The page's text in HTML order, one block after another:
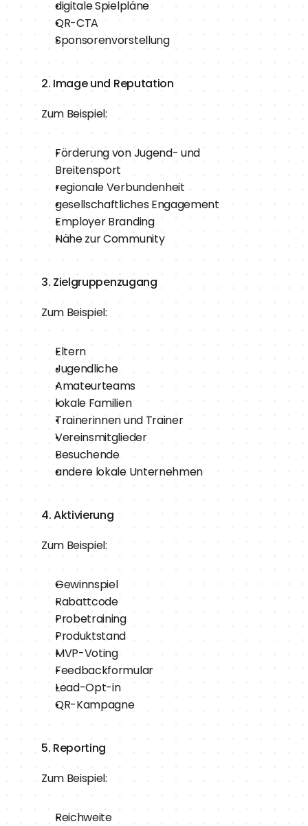
digitale Spielpläne
QR-CTA
Sponsorenvorstellung
2. Image und Reputation
Zum Beispiel:
Förderung von Jugend- und
Breitensport
regionale Verbundenheit
gesellschaftliches Engagement
Employer Branding
Nähe zur Community
3. Zielgruppenzugang
Zum Beispiel:
Eltern
Jugendliche
Amateurteams
lokale Familien
Trainerinnen und Trainer
Vereinsmitglieder
Besuchende
andere lokale Unternehmen
4. Aktivierung
Zum Beispiel:
Gewinnspiel
Rabattcode
Probetraining
Produktstand
MVP-Voting
Feedbackformular
Lead-Opt-in
QR-Kampagne
5. Reporting
Zum Beispiel:
Reichweite